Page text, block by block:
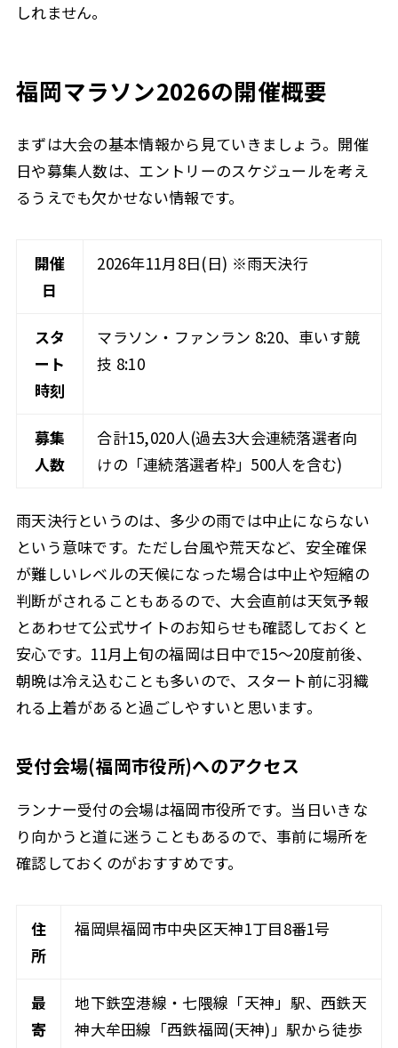
しれません。
福岡マラソン2026の開催概要
まずは大会の基本情報から見ていきましょう。開催
日や募集人数は、エントリーのスケジュールを考え
るうえでも欠かせない情報です。
開催
日
2026年11月8日(日) ※雨天決行
スタ
ート
時刻
マラソン・ファンラン 8:20、車いす競
技 8:10
募集
人数
合計15,020人(過去3大会連続落選者向
けの「連続落選者枠」500人を含む)
雨天決行というのは、多少の雨では中止にならない
という意味です。ただし台風や荒天など、安全確保
が難しいレベルの天候になった場合は中止や短縮の
判断がされることもあるので、大会直前は天気予報
とあわせて公式サイトのお知らせも確認しておくと
安心です。11月上旬の福岡は日中で15〜20度前後、
朝晩は冷え込むことも多いので、スタート前に羽織
れる上着があると過ごしやすいと思います。
受付会場(福岡市役所)へのアクセス
ランナー受付の会場は福岡市役所です。当日いきな
り向かうと道に迷うこともあるので、事前に場所を
確認しておくのがおすすめです。
住
所
福岡県福岡市中央区天神1丁目8番1号
最
寄
地下鉄空港線・七隈線「天神」駅、西鉄天
神大牟田線「西鉄福岡(天神)」駅から徒歩